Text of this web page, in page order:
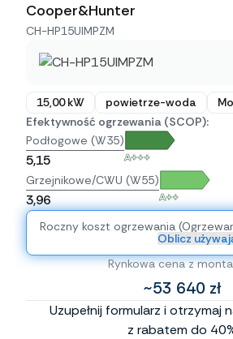
Cooper&Hunter
CH-HP15UIMPZM
15,00 kW powietrze-woda
Efektywność ogrzewania (SCOP):
Podłogowe (W35)
5,15 A+++
Grzejnikowe/CWU (W55)
3,96 A++
Roczny koszt ogrzewania
Oblicz
Rynkowa cena z
~53 640 zł
Uzupełnij formularz i otrzymaj
z rabatem do